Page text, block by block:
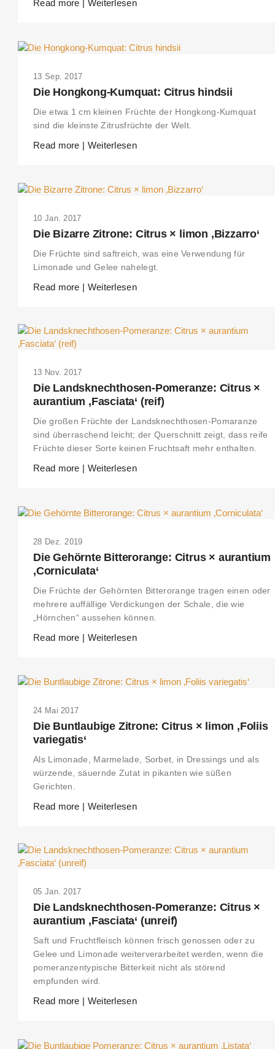
Read more | Weiterlesen
13 Sep. 2017
Die Hongkong-Kumquat: Citrus hindsii
Die etwa 1 cm kleinen Früchte der Hongkong-Kumquat
sind die kleinste Zitrusfrüchte der Welt.
Read more | Weiterlesen
10 Jan. 2017
Die Bizarre Zitrone: Citrus × limon ‚Bizzarro‘
Die Früchte sind saftreich, was eine Verwendung für
Limonade und Gelee nahelegt.
Read more | Weiterlesen
13 Nov. 2017
Die Landsknechthosen-Pomeranze: Citrus ×
aurantium ‚Fasciata‘ (reif)
Die großen Früchte der Landsknechthosen-Pomaranze
sind überraschend leicht; der Querschnitt zeigt, dass reife
Früchte dieser Sorte keinen Fruchtsaft mehr enthalten.
Read more | Weiterlesen
28 Dez. 2019
Die Gehörnte Bitterorange: Citrus × aurantium
‚Corniculata‘
Die Früchte der Gehörnten Bitterorange tragen einen oder
mehrere auffällige Verdickungen der Schale, die wie
„Hörnchen“ aussehen können.
Read more | Weiterlesen
24 Mai 2017
Die Buntlaubige Zitrone: Citrus × limon ‚Foliis
variegatis‘
Als Limonade, Marmelade, Sorbet, in Dressings und als
würzende, säuernde Zutat in pikanten wie süßen
Gerichten.
Read more | Weiterlesen
05 Jan. 2017
Die Landsknechthosen-Pomeranze: Citrus ×
aurantium ‚Fasciata‘ (unreif)
Saft und Fruchtfleisch können frisch genossen oder zu
Gelee und Limonade weiterverarbeitet werden, wenn die
pomeranzentypische Bitterkeit nicht als störend
empfunden wird.
Read more | Weiterlesen